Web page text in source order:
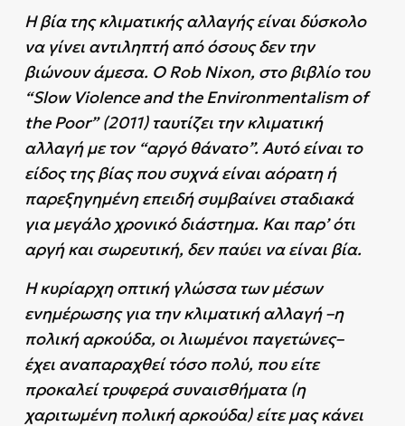
Η βία της κλιματικής αλλαγής είναι δύσκολο
να γίνει αντιληπτή από όσους δεν την
βιώνουν άμεσα. Ο Rob Nixon, στο βιβλίο του
“Slow Violence and the Environmentalism of
the Poor” (2011) ταυτίζει την κλιματική
αλλαγή με τον “αργό θάνατο”. Αυτό είναι το
είδος της βίας που συχνά είναι αόρατη ή
παρεξηγημένη επειδή συμβαίνει σταδιακά
για μεγάλο χρονικό διάστημα. Και παρ’ ότι
αργή και σωρευτική, δεν παύει να είναι βία.
Η κυρίαρχη οπτική γλώσσα των μέσων
ενημέρωσης για την κλιματική αλλαγή –η
πολική αρκούδα, οι λιωμένοι παγετώνες–
έχει αναπαραχθεί τόσο πολύ, που είτε
προκαλεί τρυφερά συναισθήματα (η
χαριτωμένη πολική αρκούδα) είτε μας κάνει